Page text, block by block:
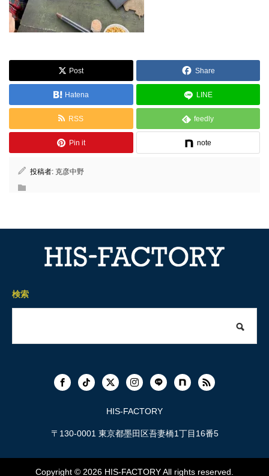
Post Share
Hatena LINE
RSS feedly
Pin it note
投稿者: 克彦中野
検索
HIS-FACTORY
〒130-0001 東京都墨田区吾妻橋1丁目16番5
Copyright © 2026 HIS-FACTORYAll rights reserved.